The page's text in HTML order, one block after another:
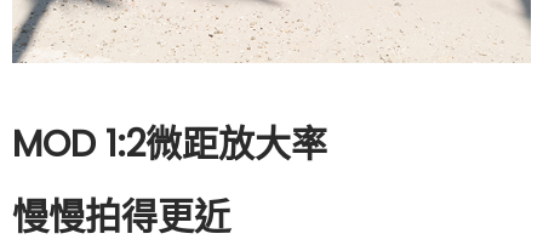
MOD 1:2微距放大率
慢慢拍得更近